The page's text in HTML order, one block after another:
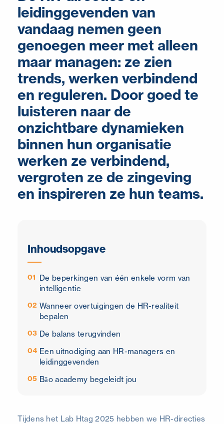
leidinggevenden van
vandaag nemen geen
genoegen meer met alleen
maar managen: ze zien
trends, werken verbindend
en reguleren. Door goed te
luisteren naar de
onzichtbare dynamieken
binnen hun organisatie
werken ze verbindend,
vergroten ze de zingeving
en inspireren ze hun teams.
Inhoudsopgave
01 De beperkingen van één enkele vorm van
intelligentie
02 Wanneer overtuigingen de HR-realiteit
bepalen
03 De balans terugvinden
04 Een uitnodiging aan HR-managers en
leidinggevenden
05 Băo academy begeleidt jou
Tijdens het Lab Htag 2025 hebben we HR-directies